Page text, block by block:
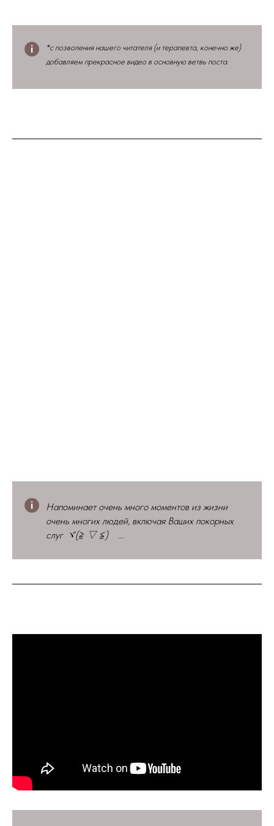
*с позволения нашего читателя (и терапевта, конечно же)
добавляем прекрасное видео в основную ветвь поста.
Напоминает очень много моментов из жизни
очень многих людей, включая Ваших покорных
слуг ヾ(≧ ▽ ≦)ゝ...